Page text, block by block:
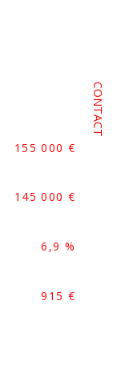
CONTACT
155 000 €
145 000 €
6,9 %
915 €